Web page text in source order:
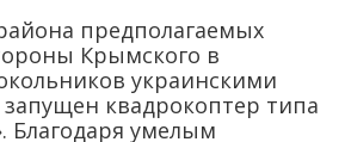
предполагаемых
Крымского в
украинскими
квадрокоптер типа
Благодаря умелым